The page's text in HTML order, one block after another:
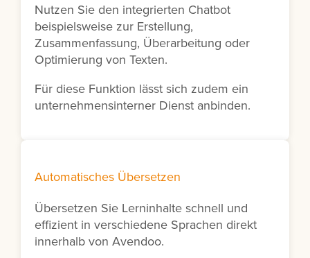
Nutzen Sie den integrierten Chatbot
beispielsweise zur Erstellung,
Zusammenfassung, Überarbeitung oder
Optimierung von Texten.
Für diese Funktion lässt sich zudem ein
unternehmensinterner Dienst anbinden.
Automatisches Übersetzen
Übersetzen Sie Lerninhalte schnell und
effizient in verschiedene Sprachen direkt
innerhalb von Avendoo.